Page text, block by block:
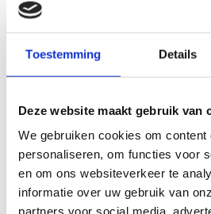
Toestemming Details
Deze website maakt gebruik van
We gebruiken cookies om content
personaliseren, om functies voor
en om ons websiteverkeer te
informatie over uw gebruik van
partners voor social media,
Voor REV’IT! - een zeer
in hoogwaardige motorkleding -
inspirerende gebouw op een
snelweg A59 in Oss. Het ontwerp
architectenbureau cepezed.
Industrie en bedrijven
De nieuwe productiefaciliteit,
voor steriel vullen en vriesdrogen